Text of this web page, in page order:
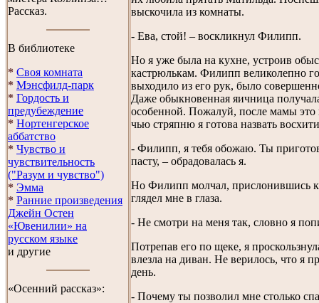
Рассказ.
В библиотеке
* Своя комната
* Мэнсфилд-парк
* Гордость и
предубеждение
* Нортенгерское
аббатство
* Чувство и
чувствительность
("Разум и чувство")
* Эмма
* Ранние произведения
Джейн Остен
«Ювенилии» на
русском языке
и другие
«Осенний рассказ»:
выскочила из комнаты.
- Ева, стой! – воскликнул Филипп.
Но я уже была на кухне, устроив
кастрюлькам. Филипп великолепно
выходило из его рук, было
Даже обыкновенная яичница
особенной. Пожалуй, после мамы это
чью стряпню я готова назвать
- Филипп, я тебя обожаю. Ты
пасту, – обрадовалась я.
Но Филипп молчал, прислонившись к
глядел мне в глаза.
- Не смотри на меня так, словно я
Потрепав его по щеке, я
влезла на диван. Не верилось, что я
день.
- Почему ты позволил мне столько